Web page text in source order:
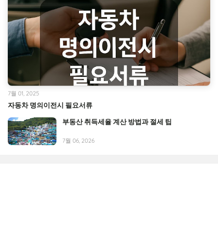
자동차 명의이전시 필요서류
7월 01, 2025
부동산 취득세율 계산 방법과 절세 팁
7월 06, 2026